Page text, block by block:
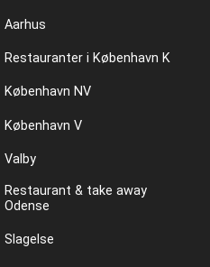
Aarhus
Restauranter i København K
København NV
København V
Valby
Restaurant & take away
Odense
Slagelse